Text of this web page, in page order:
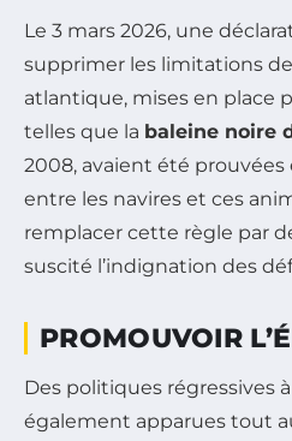
Le 3 mars 2026, une
supprimer les limitations
atlantique, mises en place
telles que la baleine noire
2008, avaient été
entre les navires et ces
remplacer cette règle par
suscité l’indignation des
PROMOUVOIR
Des politiques régressives
également apparues tout